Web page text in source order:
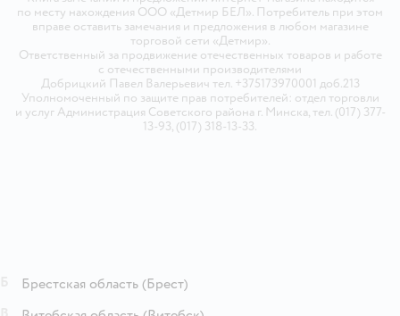
по месту нахождения ООО «Детмир БЕЛ». Потребитель при этом
вправе оставить замечания и предложения в любом магазине
торговой сети «Детмир».
Ответственный за продвижение отечественных товаров и работе
с отечественными производителями
Добрицкий Павел Валерьевич тел. +375173970001 доб.213
Уполномоченный по защите прав потребителей: отдел торговли
и услуг Администрация Советского района г. Минска, тел. (017) 377-
13-93, (017) 318-13-33.
Брестская область (Брест)